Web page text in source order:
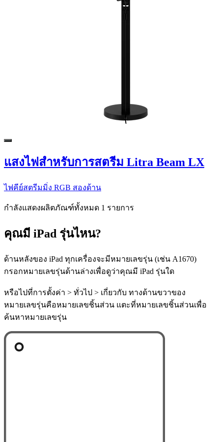
แสงไฟสำหรับการสตรีม Litra Beam LX
ไฟคีย์สตรีมมิ่ง RGB สองด้าน
กำลังแสดงผลิตภัณฑ์ทั้งหมด 1 รายการ
คุณมี iPad รุ่นไหน?
ด้านหลังของ iPad ทุกเครื่องจะมีหมายเลขรุ่น (เช่น A1670)
กรอกหมายเลขรุ่นด้านล่างเพื่อดูว่าคุณมี iPad รุ่นใด
หรือไปที่การตั้งค่า > ทั่วไป > เกี่ยวกับ ทางด้านขวาของ
หมายเลขรุ่นคือหมายเลขชิ้นส่วน แตะที่หมายเลขชิ้นส่วนเพื่อ
ค้นหาหมายเลขรุ่น